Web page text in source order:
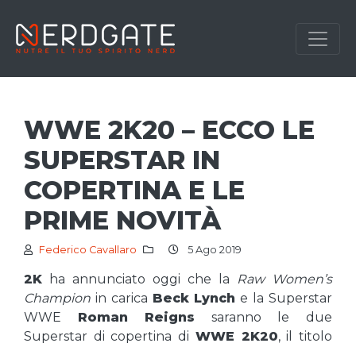
WWE 2K20 – ECCO LE
SUPERSTAR IN
COPERTINA E LE
PRIME NOVITÀ
Federico Cavallaro 5 Ago 2019
2K ha annunciato oggi che la
Raw Women’s
Champion in carica Beck Lynch e la Superstar
WWE Roman Reigns saranno le due
Superstar di copertina di WWE 2K20, il titolo